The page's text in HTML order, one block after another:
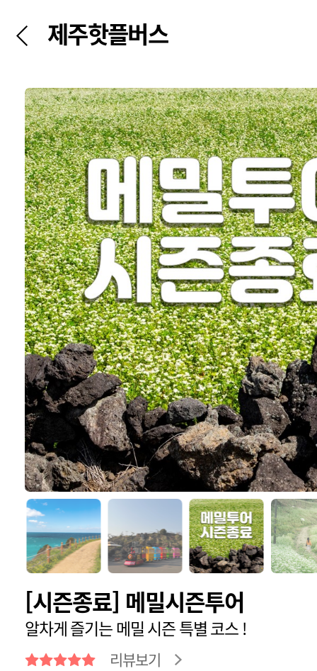
제주핫플버스
[시즌종료] 메밀시즌투어
알차게 즐기는 메밀 시즌 특별 코스 !
리뷰보기